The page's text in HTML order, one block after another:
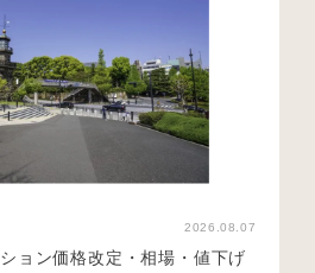
2026.08.07
ョン価格改定・相場・値下げ